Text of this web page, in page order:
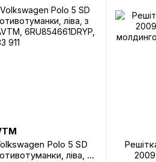
Polo 5 SD
ліва, з